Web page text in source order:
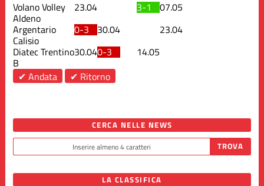
Volano Volley
23.04 3-1 07.05
Aldeno
Argentario
Calisio
0-3 30.04
23.04
Diatec Trentino
B
30.040-3
14.05
✔ Andata
✔ Ritorno
CERCA NELLE NEWS
LA CLASSIFICA